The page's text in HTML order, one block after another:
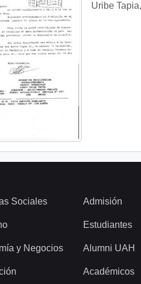
Uribe
Sociales
y Negocios
Admisión
Estudiantes
Alumni UAH
Académicos